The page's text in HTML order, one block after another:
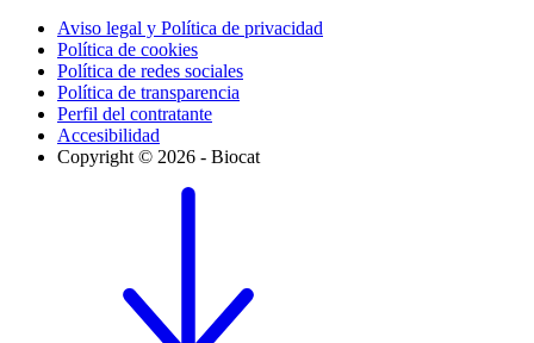
Aviso legal y Política de privacidad
Política de cookies
Política de redes sociales
Política de transparencia
Perfil del contratante
Accesibilidad
Copyright © 2026 - Biocat